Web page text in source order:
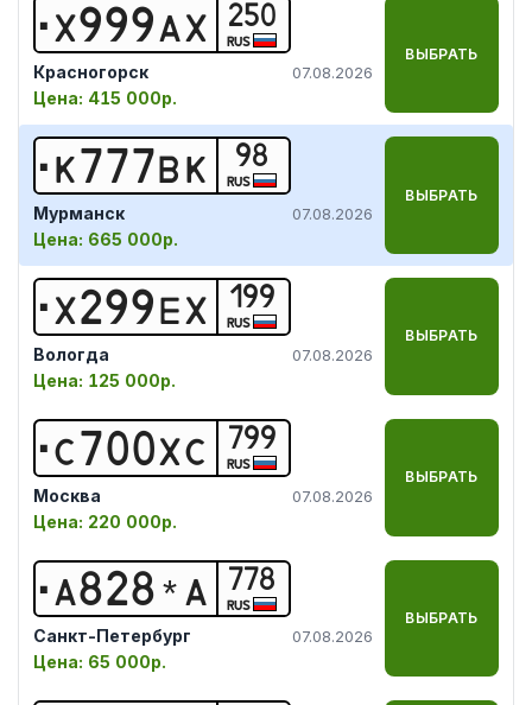
С700ХС 799
RUS
Москва 07.08.2026
Цена: 220 000р.
ВЫБРАТЬ
Х999 А Х 250
RUS
Красногорск 07.08.2026
Цена: 415 000р.
ВЫБРАТЬ
А828 * А 778
RUS
Санкт-Петербург 07.08.2026
Цена: 65 000р.
ВЫБРАТЬ
К777В К 98
RUS
Мурманск 07.08.2026
Цена: 665 000р.
ВЫБРАТЬ
Х299ЕХ 199
RUS
Вологда 07.08.2026
Цена: 125 000р.
ВЫБРАТЬ